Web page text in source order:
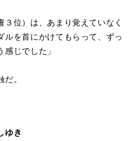
３位）は、あまり覚えていなく
ルを首にかけてもらって、ずっ
じでした」
。
ゆき